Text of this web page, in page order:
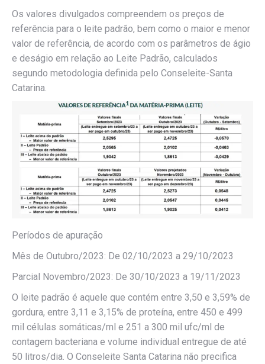
Os valores divulgados compreendem os preços de
referência para o leite padrão, bem como o maior e menor
valor de referência, de acordo com os parâmetros de ágio
e deságio em relação ao Leite Padrão, calculados
segundo metodologia definida pelo Conseleite-Santa
Catarina.
Períodos de apuração
Mês de Outubro/2023: De 02/10/2023 a 29/10/2023
Parcial Novembro/2023: De 30/10/2023 a 19/11/2023
O leite padrão é aquele que contém entre 3,50 e 3,59% de
gordura, entre 3,11 e 3,15% de proteína, entre 450 e 499
mil células somáticas/ml e 251 a 300 mil ufc/ml de
contagem bacteriana e volume individual entregue de até
50 litros/dia. O Conseleite Santa Catarina não precifica